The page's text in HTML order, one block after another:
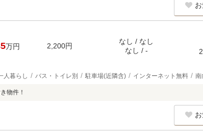
万円 2,200円
なし / なし
なし / -
人暮らし バス・トイレ別 駐車場(近隣含) インターネット無料 南
物件！